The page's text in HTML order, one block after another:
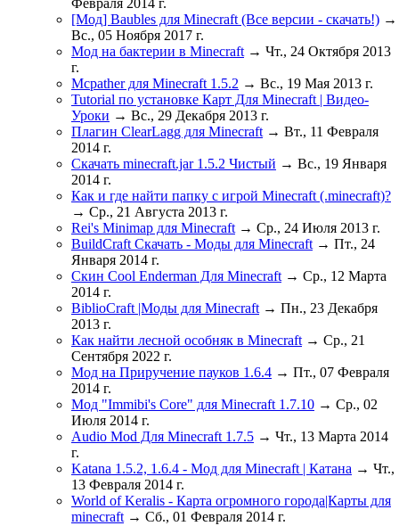
Февраля 2014 г.
[Мод] Baubles для Minecraft (Все версии - скачать!) →
Вс., 05 Ноября 2017 г.
Мод на бактерии в Minecraft → Чт., 24 Октября 2013
г.
Mcpather для Minecraft 1.5.2 → Вс., 19 Мая 2013 г.
Tutorial по установке Карт Для Minecraft | Видео-
Уроки → Вс., 29 Декабря 2013 г.
Плагин ClearLagg для Minecraft → Вт., 11 Февраля
2014 г.
Скачать minecraft.jar 1.5.2 Чистый → Вс., 19 Января
2014 г.
Как и где найти папку с игрой Minecraft (.minecraft)?
→ Ср., 21 Августа 2013 г.
Rei's Minimap для Minecraft → Ср., 24 Июля 2013 г.
BuildCraft Скачать - Моды для Minecraft → Пт., 24
Января 2014 г.
Скин Cool Enderman Для Minecraft → Ср., 12 Марта
2014 г.
BiblioCraft |Моды для Minecraft → Пн., 23 Декабря
2013 г.
Как найти лесной особняк в Minecraft → Ср., 21
Сентября 2022 г.
Мод на Приручение пауков 1.6.4 → Пт., 07 Февраля
2014 г.
Мод "Immibi's Core" для Minecraft 1.7.10 → Ср., 02
Июля 2014 г.
Audio Mod Для Minecraft 1.7.5 → Чт., 13 Марта 2014
г.
Katana 1.5.2, 1.6.4 - Мод для Minecraft | Катана → Чт.,
13 Февраля 2014 г.
World of Keralis - Карта огромного города|Карты для
minecraft → Сб., 01 Февраля 2014 г.